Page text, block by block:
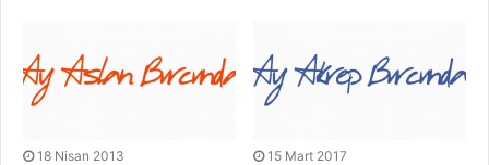
18 Nisan 2013 15 Mart 2017